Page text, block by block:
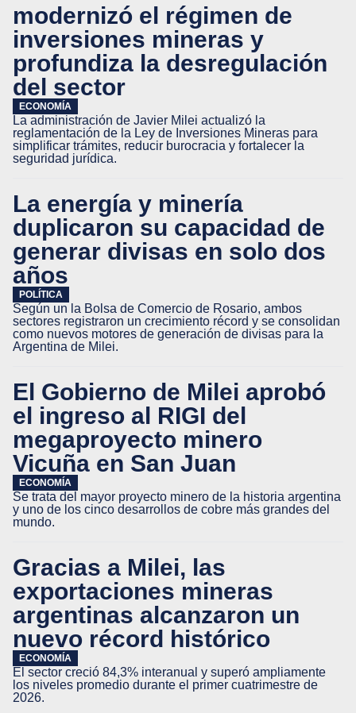
modernizó el régimen de
inversiones mineras y
profundiza la desregulación
del sector
ECONOMÍA
La administración de Javier Milei actualizó la
reglamentación de la Ley de Inversiones Mineras para
simplificar trámites, reducir burocracia y fortalecer la
seguridad jurídica.
La energía y minería
duplicaron su capacidad de
generar divisas en solo dos
años
POLÍTICA
Según un la Bolsa de Comercio de Rosario, ambos
sectores registraron un crecimiento récord y se consolidan
como nuevos motores de generación de divisas para la
Argentina de Milei.
El Gobierno de Milei aprobó
el ingreso al RIGI del
megaproyecto minero
Vicuña en San Juan
ECONOMÍA
Se trata del mayor proyecto minero de la historia argentina
y uno de los cinco desarrollos de cobre más grandes del
mundo.
Gracias a Milei, las
exportaciones mineras
argentinas alcanzaron un
nuevo récord histórico
ECONOMÍA
El sector creció 84,3% interanual y superó ampliamente
los niveles promedio durante el primer cuatrimestre de
2026.